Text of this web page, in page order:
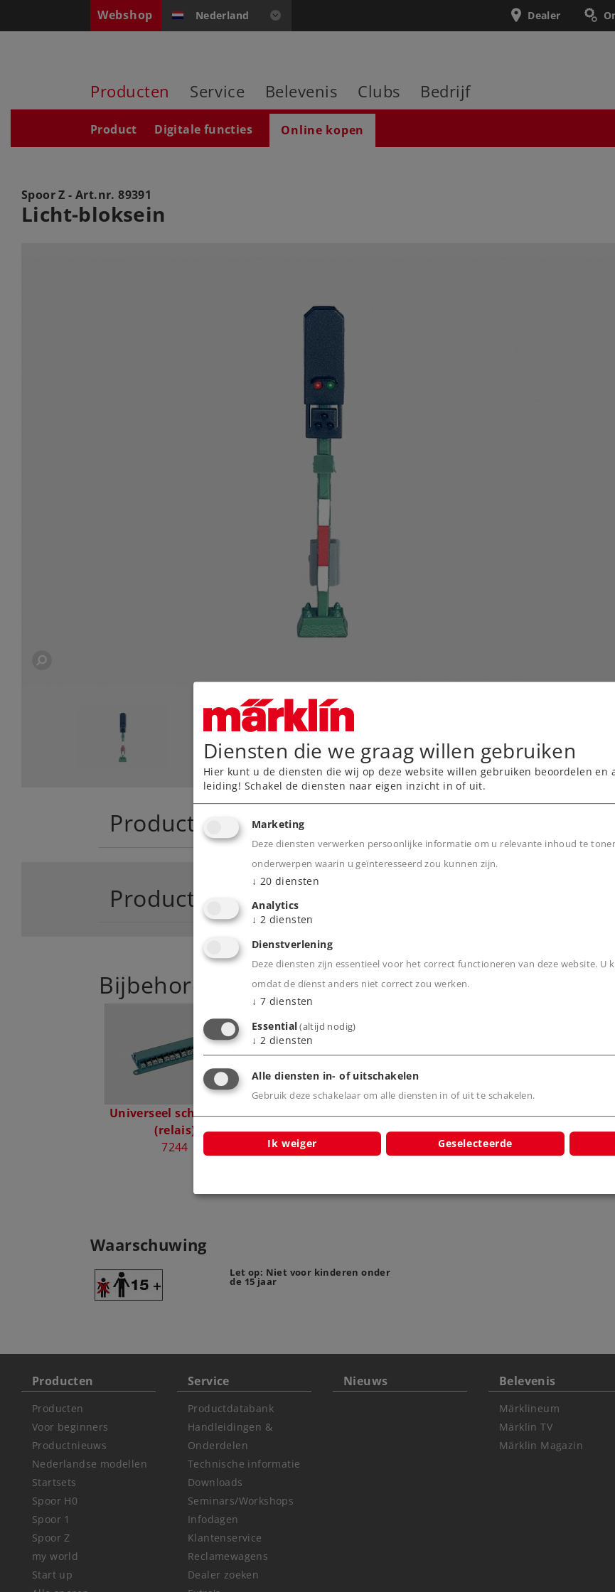
Webshop Nederland Dealer
Producten Service Belevenis Clubs Bedrijf
Product Digitale functies Online kopen
Spoor Z - Art.nr.89391
Licht-bloksein
Product
Productinfo
Bijbehorende producten
Universeel schakelaar
(relais)
7244
Licht-voorsein
89390
Licht-inrijsein
89392
Waarschuwing
Let op: Niet voor kinderen onder
de 15 jaar
Producten
Producten
Voor beginners
Productnieuws
Nederlandse modellen
Startsets
Spoor H0
Spoor 1
Spoor Z
my world
Start up
Service
Productdatabank
Handleidingen &
Onderdelen
Technische informatie
Downloads
Seminars/Workshops
Infodagen
Klantenservice
Reclamewagens
Dealer zoeken
Nieuws Belevenis
Märklineum
Märklin TV
Märklin Magazin
Diensten die we graag willen gebruiken
Hier kunt u de diensten die wij op deze website willen gebruiken beoordelen en
leiding! Schakel de diensten naar eigen inzicht in of uit.
Marketing
Deze diensten verwerken persoonlijke informatie om u relevante inhoud te
onderwerpen waarin u geïnteresseerd zou kunnen zijn.
↓ 20 diensten
Analytics
↓ 2 diensten
Dienstverlening
Deze diensten zijn essentieel voor het correct functioneren van deze website. U
omdat de dienst anders niet correct zou werken.
↓ 7 diensten
Essential(altijd nodig)
↓ 2 diensten
Alle diensten in- of uitschakelen
Gebruik deze schakelaar om alle diensten in of uit te schakelen.
Ik weiger Geselecteerde